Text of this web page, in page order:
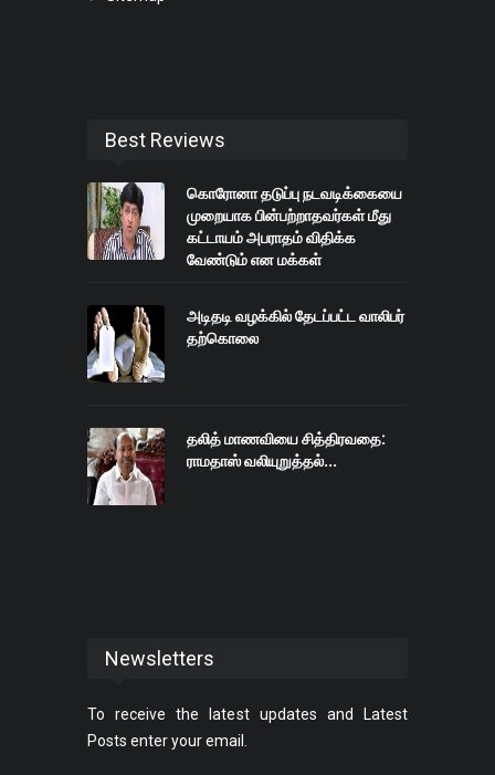
Best Reviews
கொரோனா தடுப்பு நடவடிக்கையை
முறையாக பின்பற்றாதவர்கள் மீது
கட்டாயம் அபராதம் விதிக்க
வேண்டும் என மக்கள்
ஆட்சியர்களுக்கு
அறிவுறுத்தியுள்ளார்.
அடிதடி வழக்கில் தேடப்பட்ட வாலிபர்
தற்கொலை
தலித் மாணவியை சித்திரவதை:
ராமதாஸ் வலியுறுத்தல்...
Newsletters
To receive the latest updates and Latest
Posts enter your email.